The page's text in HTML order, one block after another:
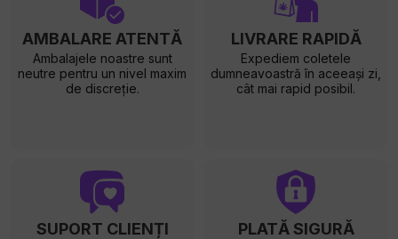
AMBALARE ATENTĂ
Ambalajele noastre sunt
neutre pentru un nivel maxim
de discreție.
LIVRARE RAPIDĂ
Expediem coletele
dumneavoastră în aceeași zi,
cât mai rapid posibil.
SUPORT CLIENȚI PLATĂ SIGURĂ